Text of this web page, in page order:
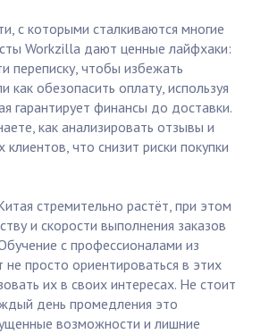
с которыми сталкиваются многие
Workzilla дают ценные лайфхаки:
переписку, чтобы избежать
как обезопасить оплату, используя
гарантирует финансы до доставки.
как анализировать отзывы и
что снизит риски покупки
стремительно растёт, при этом
и скорости выполнения заказов
с профессионалами из
просто ориентироваться в этих
их в своих интересах. Не стоит
день промедления это
возможности и лишние